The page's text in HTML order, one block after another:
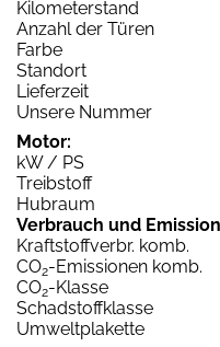
Kilometerstand
Anzahl der Türen
Farbe
Standort
Lieferzeit
Unsere Nummer
Motor:
kW / PS
Treibstoff
Hubraum
Verbrauch und
Kraftstoffverbr. komb.
CO2-Emissionen komb.
CO2-Klasse
Schadstoffklasse
Umweltplakette